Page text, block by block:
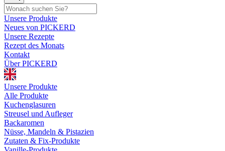
Unsere Produkte
Neues von PICKERD
Unsere Rezepte
Rezept des Monats
Kontakt
Über PICKERD
Unsere Produkte
Alle Produkte
Kuchenglasuren
Streusel und Aufleger
Backaromen
Nüsse, Mandeln & Pistazien
Zutaten & Fix-Produkte